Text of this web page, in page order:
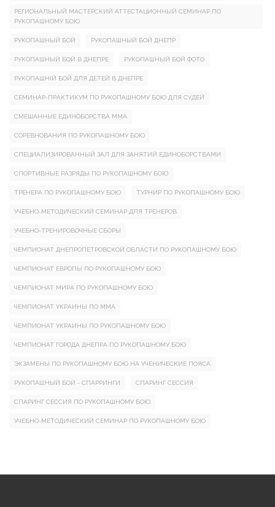
РЕГИОНАЛЬНЫЙ МАСТЕРСКИЙ АТТЕСТАЦИОННЫЙ СЕМИНАР ПО
РУКОПАШНОМУ БОЮ
РУКОПАШНЫЙ БОЙ РУКОПАШНЫЙ БОЙ ДНЕПР
РУКОПАШНЫЙ БОЙ В ДНЕПРЕ РУКОПАШНЫЙ БОЙ ФОТО
РУКОПАШНІЙ БОЙ ДЛЯ ДЕТЕЙ В ДНЕПРЕ
СЕМИНАР-ПРАКТИКУМ ПО РУКОПАШНОМУ БОЮ ДЛЯ СУДЕЙ
СМЕШАННЫЕ ЕДИНОБОРСТВА ММА
СОРЕВНОВАНИЯ ПО РУКОПАШНОМУ БОЮ
СПЕЦИАЛИЗИРОВАННЫЙ ЗАЛ ДЛЯ ЗАНЯТИЙ ЕДИНОБОРСТВАМИ
СПОРТИВНЫЕ РАЗРЯДЫ ПО РУКОПАШНОМУ БОЮ
ТРЕНЕРА ПО РУКОПАШНОМУ БОЮ ТУРНИР ПО РУКОПАШНОМУ БОЮ
УЧЕБНО-МЕТОДИЧЕСКИЙ СЕМИНАР ДЛЯ ТРЕНЕРОВ
УЧЕБНО-ТРЕНИРОВОЧНЫЕ СБОРЫ
ЧЕМПИОНАТ ДНЕПРОПЕТРОВСКОЙ ОБЛАСТИ ПО РУКОПАШНОМУ БОЮ
ЧЕМПИОНАТ ЕВРОПЫ ПО РУКОПАШНОМУ БОЮ
ЧЕМПИОНАТ МИРА ПО РУКОПАШНОМУ БОЮ
ЧЕМПИОНАТ УКРАИНЫ ПО ММА
ЧЕМПИОНАТ УКРАИНЫ ПО РУКОПАШНОМУ БОЮ
ЧЕМПИОНАТ ГОРОДА ДНЕПРА ПО РУКОПАШНОМУ БОЮ
ЭКЗАМЕНЫ ПО РУКОПАШНОМУ БОЮ НА УЧЕНИЧЕСКИЕ ПОЯСА
РУКОПАШНЫЙ БОЙ - СПАРРИНГИ СПАРИНГ СЕССИЯ
СПАРИНГ СЕССИЯ ПО РУКОПАШНОМУ БОЮ
УЧЕБНО-МЕТОДИЧЕСКИЙ СЕМИНАР ПО РУКОПАШНОМУ БОЮ